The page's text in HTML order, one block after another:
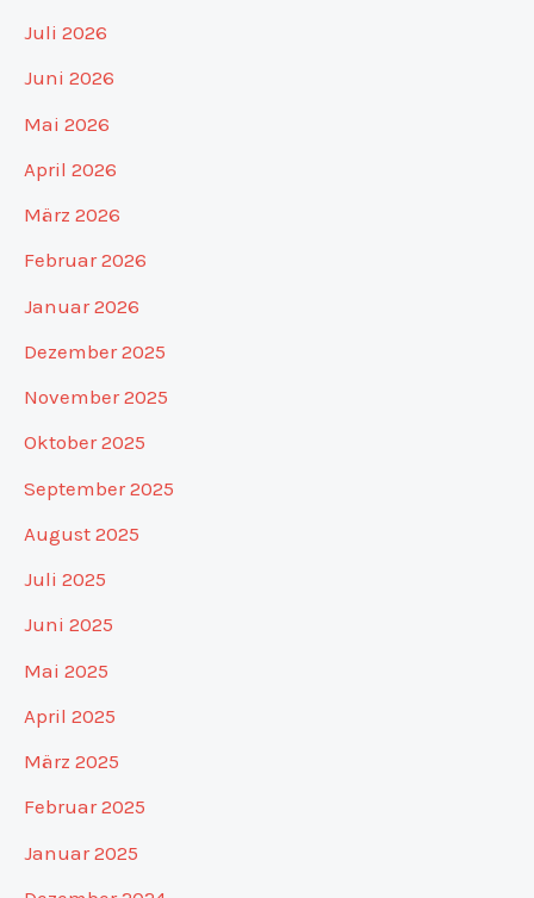
Juli 2026
Juni 2026
Mai 2026
April 2026
März 2026
Februar 2026
Januar 2026
Dezember 2025
November 2025
Oktober 2025
September 2025
August 2025
Juli 2025
Juni 2025
Mai 2025
April 2025
März 2025
Februar 2025
Januar 2025